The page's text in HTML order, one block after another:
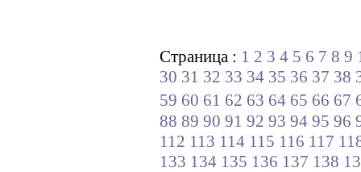
Страница : 1 2 3 4 5 6 7 8 9
30 31 32 33 34 35 36 37 38
59 60 61 62 63 64 65 66 67
88 89 90 91 92 93 94 95 96
112 113 114 115 116 117
133 134 135 136 137 138